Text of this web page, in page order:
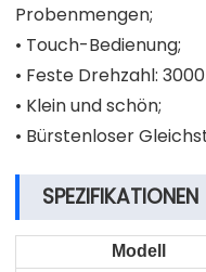
Probenmengen;
• Touch-Bedienung;
• Feste Drehzahl:
• Klein und schön;
• Bürstenloser
SPEZIFIKATIONEN
Modell